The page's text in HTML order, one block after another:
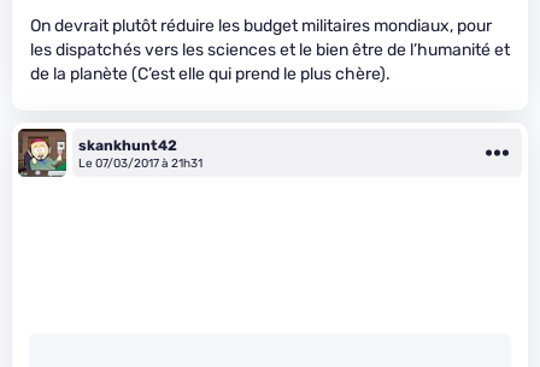
On devrait plutôt réduire les budget militaires mondiaux, pour
les dispatchés vers les sciences et le bien être de l’humanité et
de la planète (C’est elle qui prend le plus chère).
skankhunt42
Le 07/03/2017 à 21h31